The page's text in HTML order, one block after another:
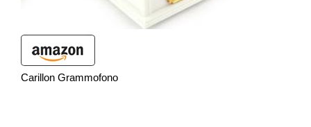
Carillon Grammofono